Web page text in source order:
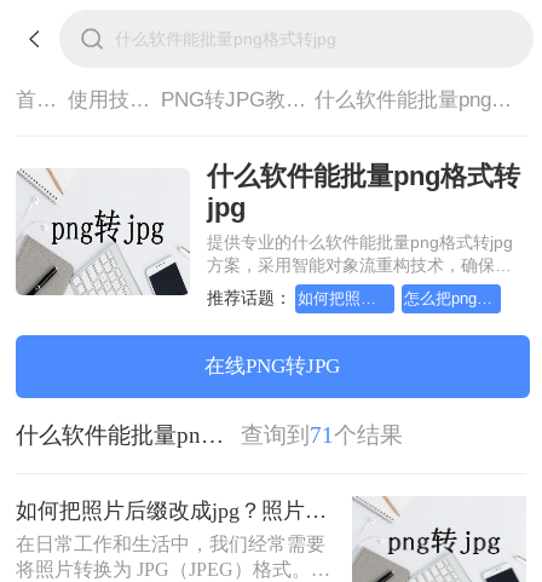
首页> 使用技巧> PNG转JPG教程> 什么软件能批量png格式转jpg
什么软件能批量png格式转
jpg
提供专业的什么软件能批量png格式转jpg
方案，采用智能对象流重构技术，确保文
档1:1高保真还原且排版不乱码。支持一键
批量处理，全链路 SSL 加密保障隐私安
全。助您快速实现什么软件能批量png格式
转jpg，无需安装，高效办公。
推荐话题：
在线PNG转JPG
什么软件能批量png格式转jpg 查询到 71个结果
如何把照片后缀改成jpg？照片转换的三种方法！
在日常工作和生活中，我们经常需要
将照片转换为 JPG（JPEG）格式。